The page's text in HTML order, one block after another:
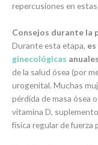
repercusiones en estas
Consejos durante la
Durante esta etapa,
ginecológicas anuales
de la salud ósea (por
urogenital. Muchas
pérdida de masa ósea
vitamina D,
física regular de fuerza